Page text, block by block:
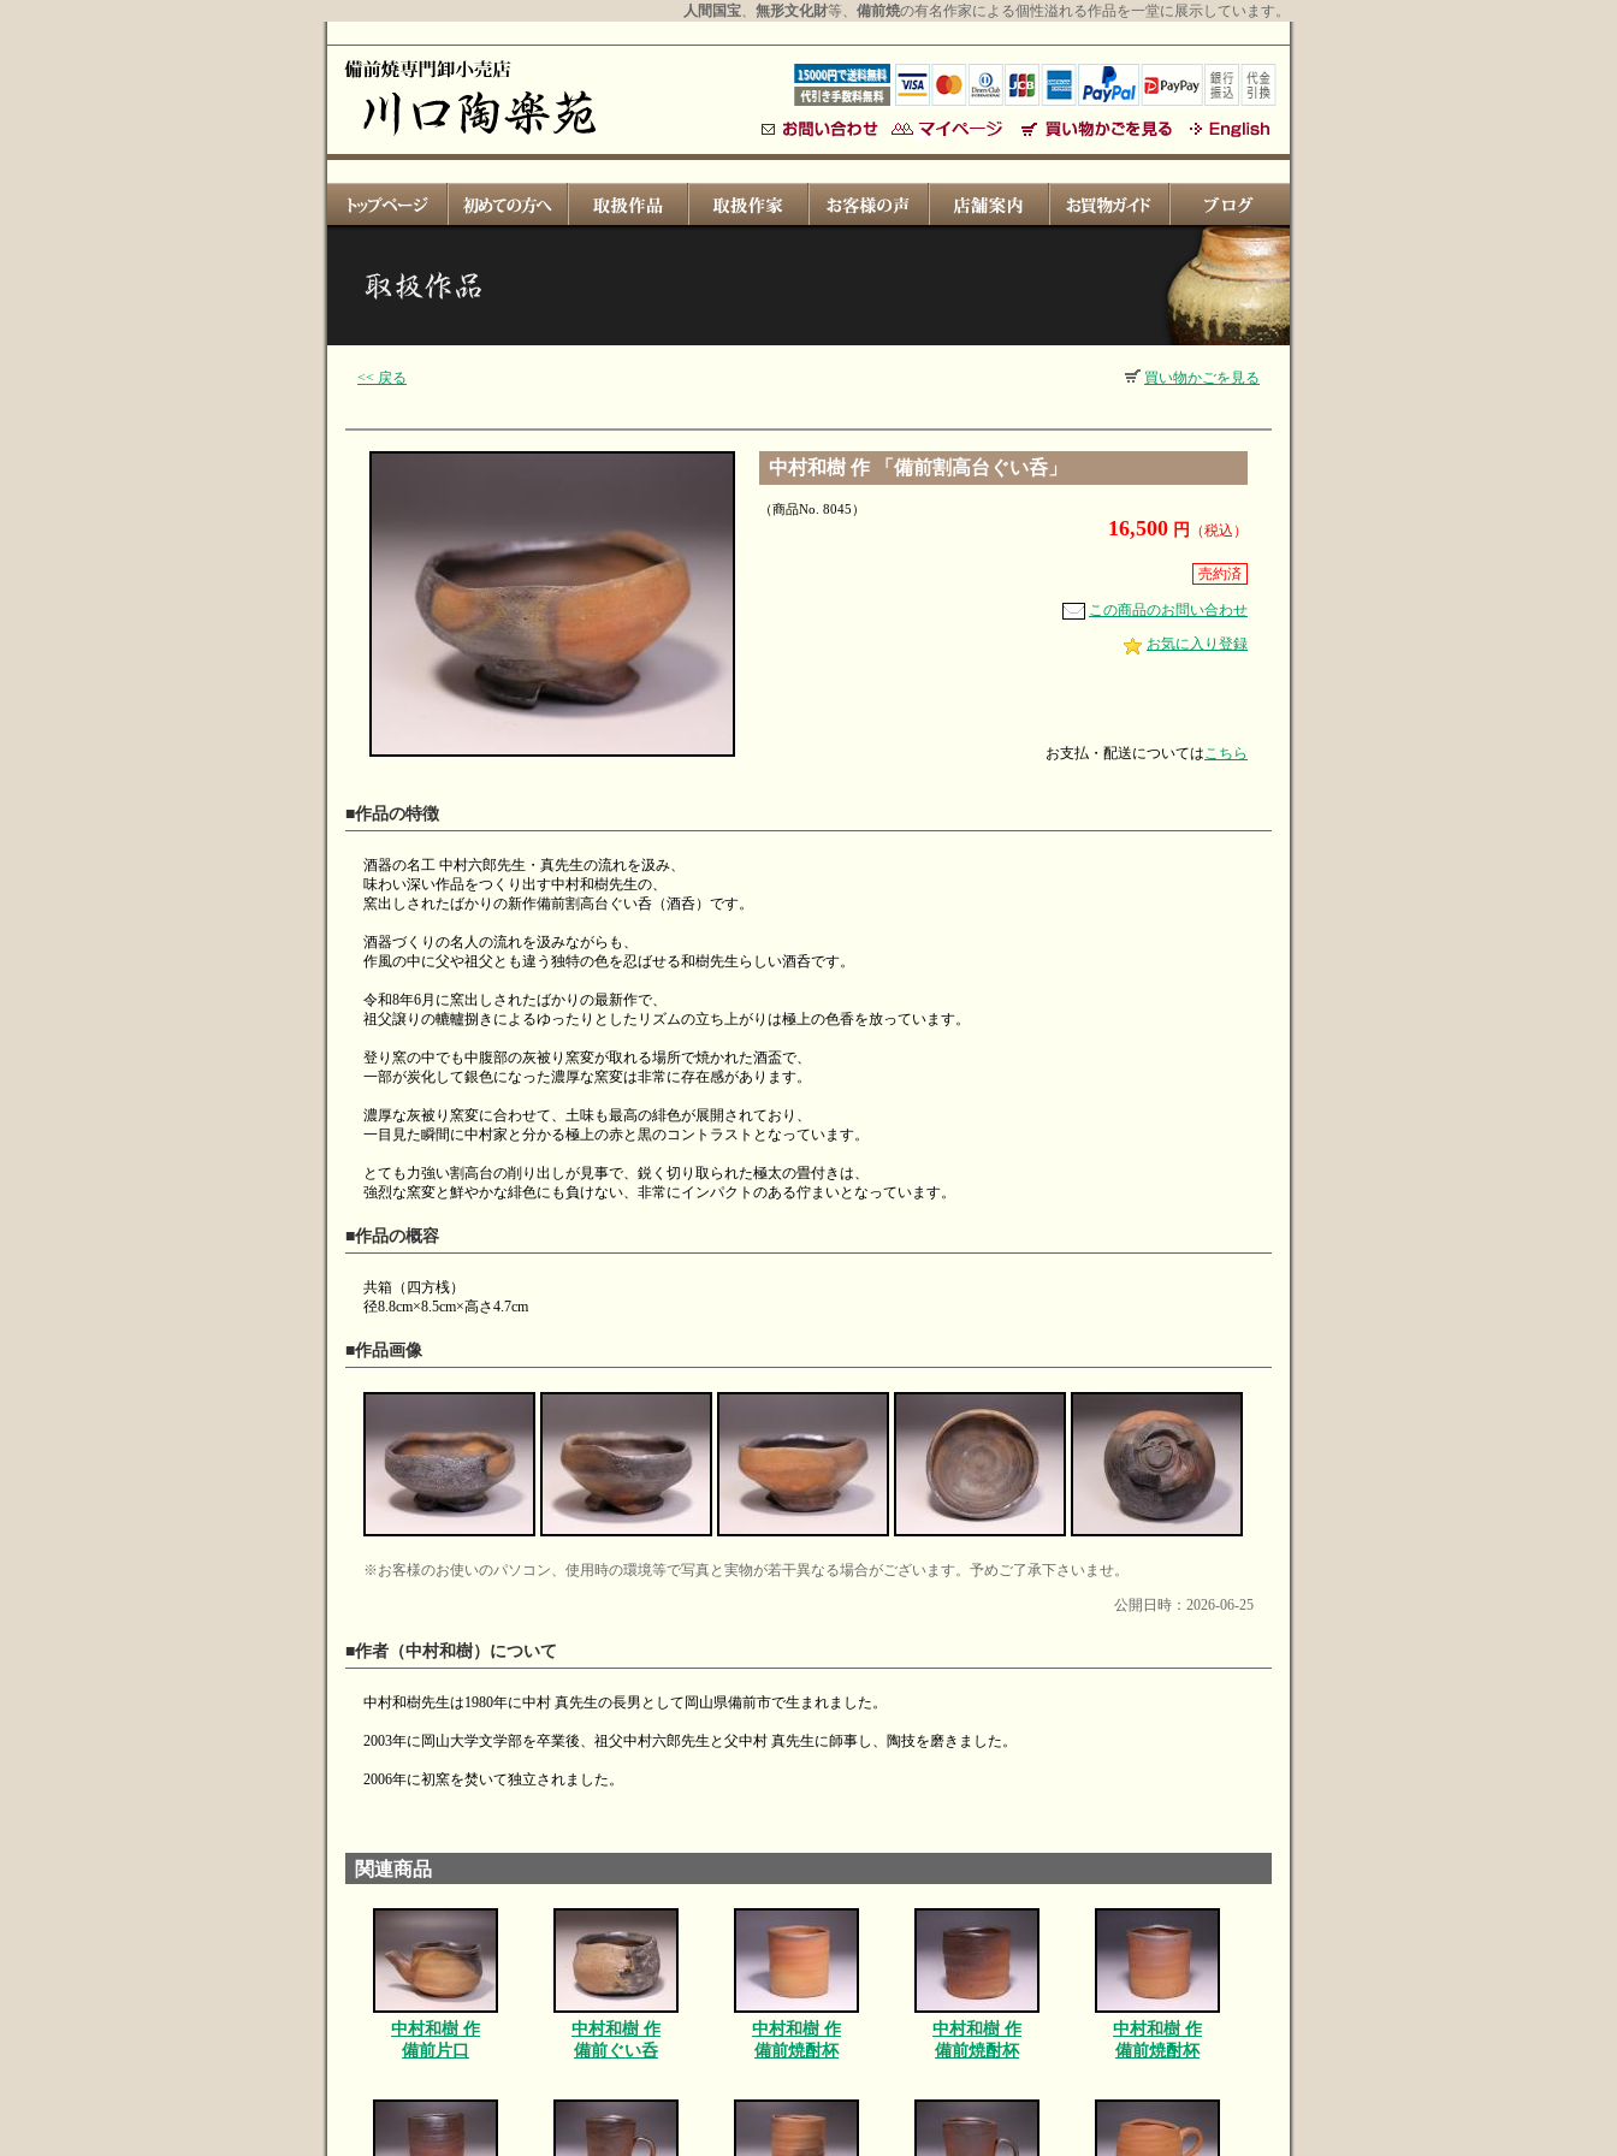
人間国宝、 無形文化財等、 備前焼の有名作家による個性溢れる作品を一堂に展示しています。
<< 戻る 買い物かごを見る
中村和樹 作 「備前割高台ぐい呑」
（商品No. 8045）
16,500 円 （税込）
売約済
この商品のお問い合わせ
お気に入り登録
お支払・配送についてはこちら
■作品の特徴
酒器の名工 中村六郎先生・真先生の流れを汲み、
味わい深い作品をつくり出す中村和樹先生の、
窯出しされたばかりの新作備前割高台ぐい呑（酒呑）です。
酒器づくりの名人の流れを汲みながらも、
作風の中に父や祖父とも違う独特の色を忍ばせる和樹先生らしい酒呑です。
令和8年6月に窯出しされたばかりの最新作で、
祖父譲りの轆轤捌きによるゆったりとしたリズムの立ち上がりは極上の色香を放っています。
登り窯の中でも中腹部の灰被り窯変が取れる場所で焼かれた酒盃で、
一部が炭化して銀色になった濃厚な窯変は非常に存在感があります。
濃厚な灰被り窯変に合わせて、土味も最高の緋色が展開されており、
一目見た瞬間に中村家と分かる極上の赤と黒のコントラストとなっています。
とても力強い割高台の削り出しが見事で、鋭く切り取られた極太の畳付きは、
強烈な窯変と鮮やかな緋色にも負けない、非常にインパクトのある佇まいとなっています。
■作品の概容
共箱（四方桟）
径8.8cm×8.5cm×高さ4.7cm
■作品画像
※お客様のお使いのパソコン、使用時の環境等で写真と実物が若干異なる場合がございます。予めご了承下さいませ。
公開日時：2026-06-25
■作者（中村和樹）について
中村和樹先生は1980年に中村 真先生の長男として岡山県備前市で生まれました。
2003年に岡山大学文学部を卒業後、祖父中村六郎先生と父中村 真先生に師事し、陶技を磨きました。
2006年に初窯を焚いて独立されました。
関連商品
中村和樹 作
備前片口
中村和樹 作
備前ぐい呑
中村和樹 作
備前焼酎杯
中村和樹 作
備前焼酎杯
中村和樹 作
備前焼酎杯